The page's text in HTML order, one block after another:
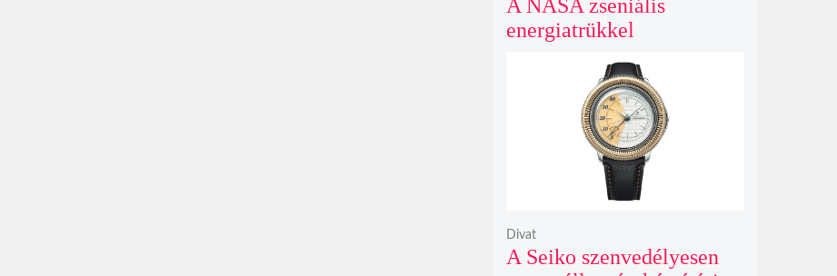
A NASA zseniális
energiatrükkel
éves Voyager-2 csillagközi
küldetését
A Seiko szenvedélyesen
Divat